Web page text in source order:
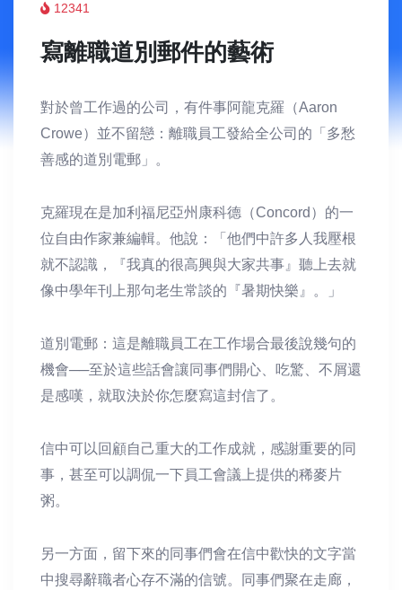
12341
寫離職道別郵件的藝術
對於曾工作過的公司，有件事阿龍克羅（Aaron
Crowe）並不留戀：離職員工發給全公司的「多愁
善感的道別電郵」。
克羅現在是加利福尼亞州康科德（Concord）的一
位自由作家兼編輯。他說：「他們中許多人我壓根
就不認識，『我真的很高興與大家共事』聽上去就
像中學年刊上那句老生常談的『暑期快樂』。」
道別電郵：這是離職員工在工作場合最後說幾句的
機會──至於這些話會讓同事們開心、吃驚、不屑還
是感嘆，就取決於你怎麼寫這封信了。
信中可以回顧自己重大的工作成就，感謝重要的同
事，甚至可以調侃一下員工會議上提供的稀麥片
粥。
另一方面，留下來的同事們會在信中歡快的文字當
中搜尋辭職者心存不滿的信號。同事們聚在走廊，